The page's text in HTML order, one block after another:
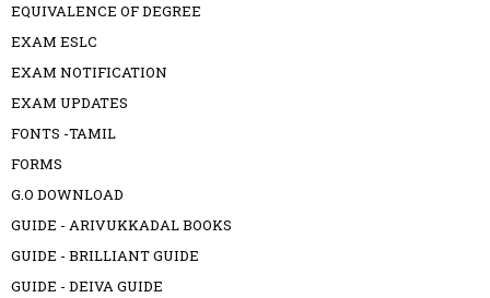
EQUIVALENCE OF DEGREE
EXAM ESLC
EXAM NOTIFICATION
EXAM UPDATES
FONTS -TAMIL
FORMS
G.O DOWNLOAD
GUIDE - ARIVUKKADAL BOOKS
GUIDE - BRILLIANT GUIDE
GUIDE - DEIVA GUIDE